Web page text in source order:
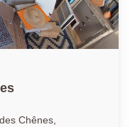
qu'un box pour
viennent
séduit par les
emplacement
pas à
Chênes,